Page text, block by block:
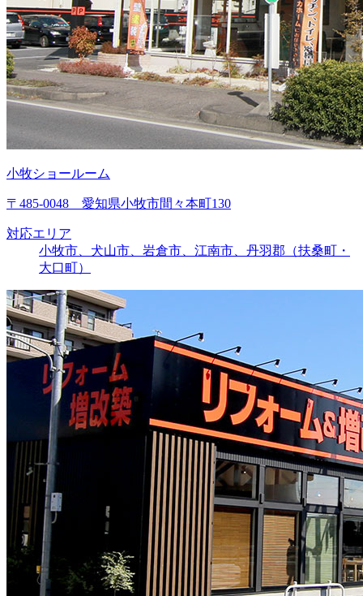
小牧ショールーム
〒485-0048 愛知県小牧市間々本町130
対応エリア
小牧市、犬山市、岩倉市、江南市、丹羽郡（扶桑町・
大口町）